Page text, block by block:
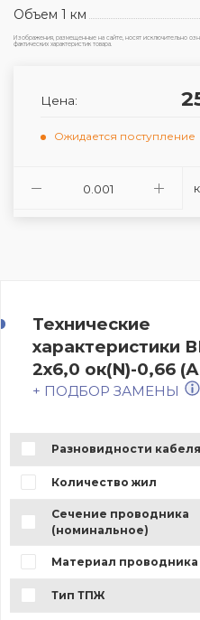
Объем 1 км
Изображения, размещенные на сайте, носят исключительно
фактических характеристик товара.
Цена:
Ожидается поступление
Технические
характеристики
2х6,0 ок(N)-0,66
+ ПОДБОР ЗАМЕНЫ
Разновидности кабеля
Количество жил
Сечение проводника
(номинальное)
Материал проводника
Тип ТПЖ